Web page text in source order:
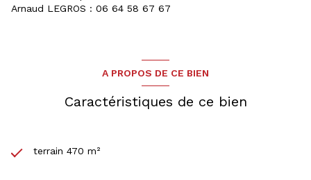
Arnaud LEGROS : 06 64 58 67 67
A PROPOS DE CE BIEN
Caractéristiques de ce bien
terrain 470 m²